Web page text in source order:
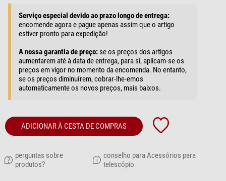
Serviço especial devido ao prazo longo de entrega:
encomende agora e pague apenas assim que o artigo
estiver pronto para expedição!
A nossa garantia de preço:se os preços dos artigos
aumentarem até à data de entrega, para si, aplicam-se os
preços em vigor no momento da encomenda. No entanto,
se os preços diminuírem, cobrar-lhe-emos
automaticamente os novos preços, mais baixos.
ADICIONAR À CESTA DE COMPRAS
perguntas sobre
produtos?
conselho para Acessórios para
telescópio